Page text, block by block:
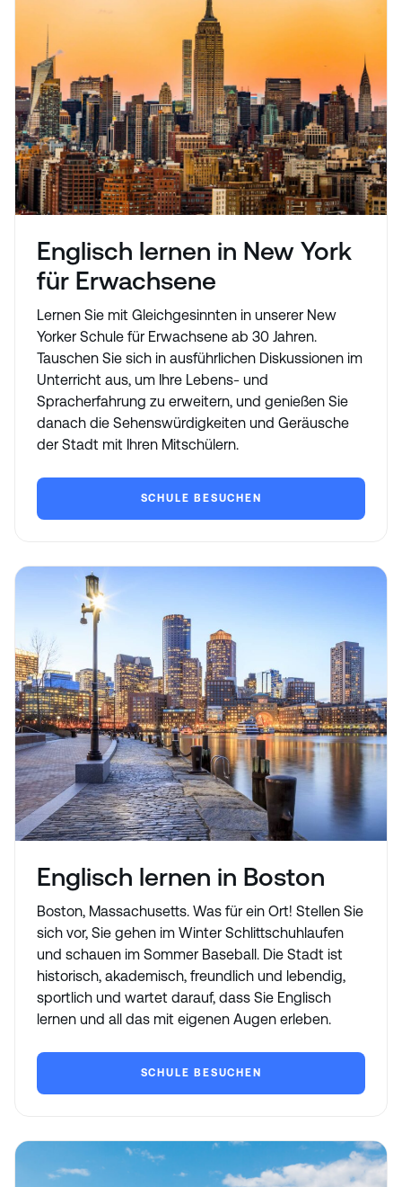
Englisch lernen in New York
für Erwachsene
Lernen Sie mit Gleichgesinnten in unserer New
Yorker Schule für Erwachsene ab 30 Jahren.
Tauschen Sie sich in ausführlichen Diskussionen im
Unterricht aus, um Ihre Lebens- und
Spracherfahrung zu erweitern, und genießen Sie
danach die Sehenswürdigkeiten und Geräusche
der Stadt mit Ihren Mitschülern.
SCHULE BESUCHEN
Englisch lernen in Boston
Boston, Massachusetts. Was für ein Ort! Stellen Sie
sich vor, Sie gehen im Winter Schlittschuhlaufen
und schauen im Sommer Baseball. Die Stadt ist
historisch, akademisch, freundlich und lebendig,
sportlich und wartet darauf, dass Sie Englisch
lernen und all das mit eigenen Augen erleben.
SCHULE BESUCHEN